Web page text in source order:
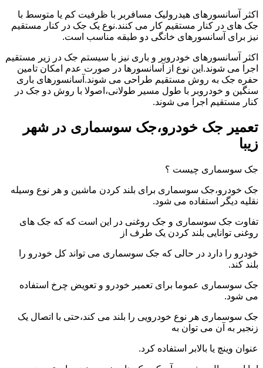
اکثر آسانسورهای هیدرولیک مسافربر با ظرفیت کم یا متوسط با
جک های در کنار مستقیم کار می کنند.نوع یک جک در کنار مستقیم
نیز برای آسانسورهای خانگی دو طبقه مناسب است.
اکثر آسانسورهای خودروبر و باری نیز با سیستم جک در زیر مستقیم
اجرا می شوند.این نوع از آسانسورها در صورت عدم امکان تامین
حفره جک به روش مستقیم طراحی می شوند.آسانسورهای باری
سنگین و خودروبر با طول مسیر طولانی،اصولا با روش دو جک در
کنار مستقیم اجرا می شوند.
تعمیر جک خودرو،جک سوسماری در شهر
زیبا
جک سوسماری چیست ؟
جک خودرو،جک سوسماری برای بلند کردن ماشین و هر نوع وسیله
نقلیه دیگر استفاده می شود.
تفاوت جک سوسماری و جک روغنی در این است که که جک های
روغنی توانایی بلند کردن یک طرف از
خودرو را دارد در حالی که جک سوسماری می تواند کل خودرو را
بلند کند.
جک سوسماری عموما برای تعمیر خودرو و تعویض چرخ استفاده
می شود.
جک سوسماری هر نوع خودرویی را بلند می کند،حتی با اتصال یک
زنجیر به آن می توان به
عنوان وینچ یا بالابر استفاده کرد.